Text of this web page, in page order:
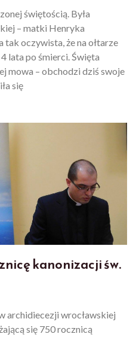
świętością. Była
– matki Henryka
tak oczywista, że na ołtarze
lata po śmierci. Święta
mowa – obchodzi dziś swoje
się
kanonizacji św.
archidiecezji wrocławskiej
się 750 rocznicą